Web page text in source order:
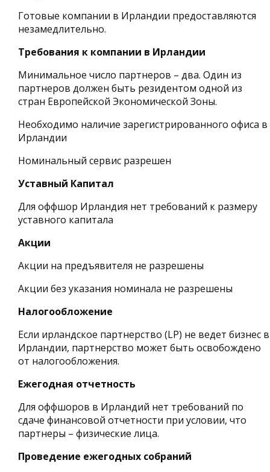
Готовые компании в Ирландии предоставляются
незамедлительно.
Требования к компании в Ирландии
Минимальное число партнеров – два. Один из
партнеров должен быть резидентом одной из
стран Европейской Экономической Зоны.
Необходимо наличие зарегистрированного офиса в
Ирландии
Номинальный сервис разрешен
Уставный Капитал
Для оффшор Ирландия нет требований к размеру
уставного капитала
Акции
Акции на предъявителя не разрешены
Акции без указания номинала не разрешены
Налогообложение
Если ирландское партнерство (LP) не ведет бизнес в
Ирландии, партнерство может быть освобождено
от налогообложения.
Ежегодная отчетность
Для оффшоров в Ирландий нет требований по
сдаче финансовой отчетности при условии, что
партнеры – физические лица.
Проведение ежегодных собраний